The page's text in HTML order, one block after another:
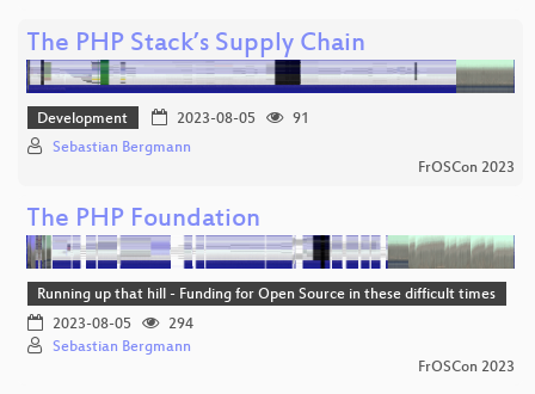
The PHP Stack’s Supply Chain
Development 2023-08-05
91
Sebastian Bergmann
FrOSCon 2023
The PHP Foundation
Running up that hill - Funding for Open Source in these difficult times
2023-08-05
294
Sebastian Bergmann
FrOSCon 2023